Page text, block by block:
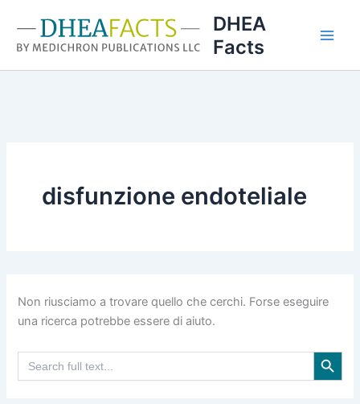
contenuto
DHEA
Facts
disfunzione endoteliale
Non riusciamo a trovare quello che cerchi. Forse eseguire
una ricerca potrebbe essere di aiuto.
Search
for:
Search Button